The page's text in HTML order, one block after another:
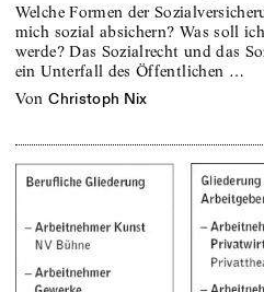
Welche Formen der
mich sozial absichern? Was soll
werde? Das Sozialrecht und das
ein Unterfall des Öffentlichen …
von Christoph Nix